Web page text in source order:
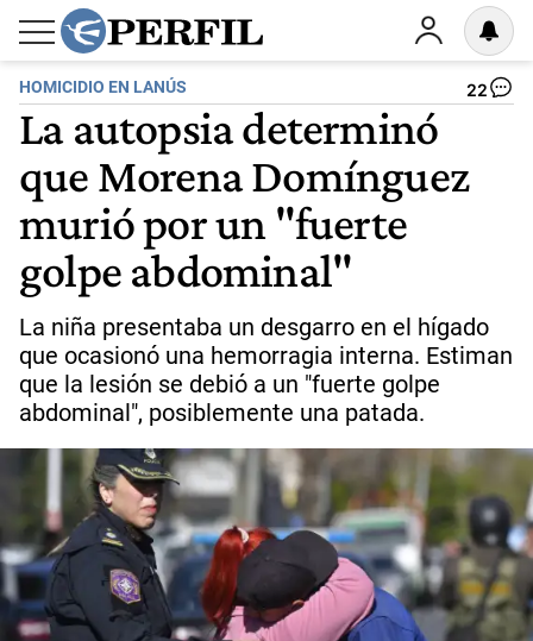
HOMICIDIO EN LANÚS 22
La autopsia determinó
que Morena Domínguez
murió por un "fuerte
golpe abdominal"
La niña presentaba un desgarro en el hígado
que ocasionó una hemorragia interna. Estiman
que la lesión se debió a un "fuerte golpe
abdominal", posiblemente una patada.